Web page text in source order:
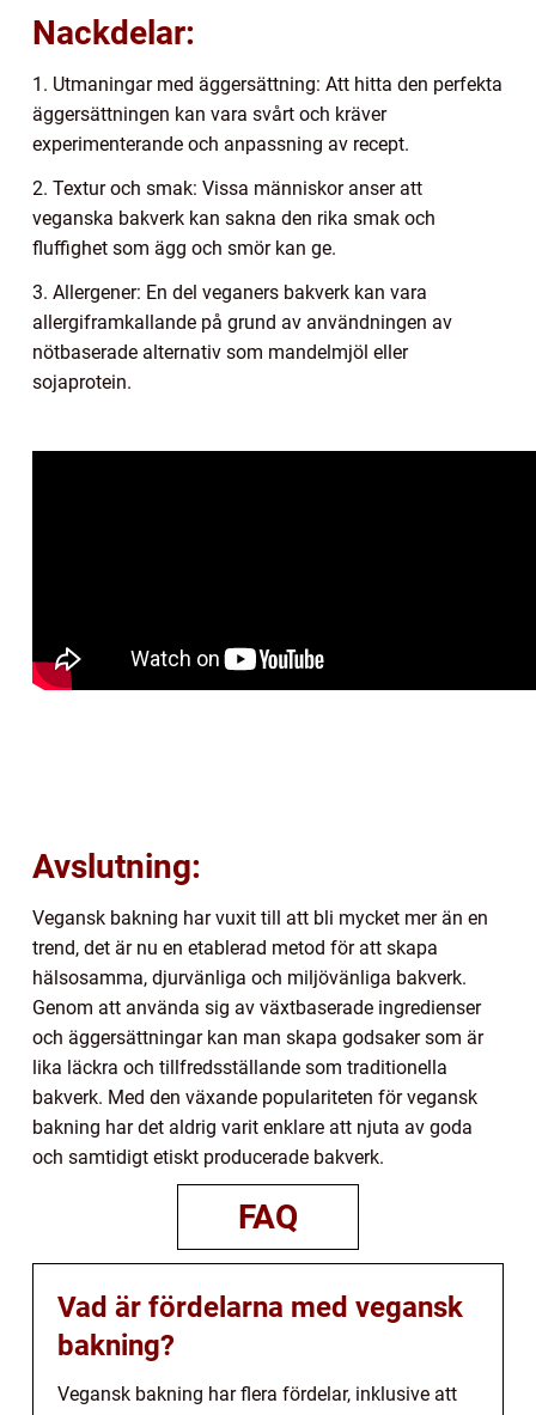
Nackdelar:
1. Utmaningar med äggersättning: Att hitta den perfekta
äggersättningen kan vara svårt och kräver
experimenterande och anpassning av recept.
2. Textur och smak: Vissa människor anser att
veganska bakverk kan sakna den rika smak och
fluffighet som ägg och smör kan ge.
3. Allergener: En del veganers bakverk kan vara
allergiframkallande på grund av användningen av
nötbaserade alternativ som mandelmjöl eller
sojaprotein.
Avslutning:
Vegansk bakning har vuxit till att bli mycket mer än en
trend, det är nu en etablerad metod för att skapa
hälsosamma, djurvänliga och miljövänliga bakverk.
Genom att använda sig av växtbaserade ingredienser
och äggersättningar kan man skapa godsaker som är
lika läckra och tillfredsställande som traditionella
bakverk. Med den växande populariteten för vegansk
bakning har det aldrig varit enklare att njuta av goda
och samtidigt etiskt producerade bakverk.
FAQ
Vad är fördelarna med vegansk
bakning?
Vegansk bakning har flera fördelar, inklusive att